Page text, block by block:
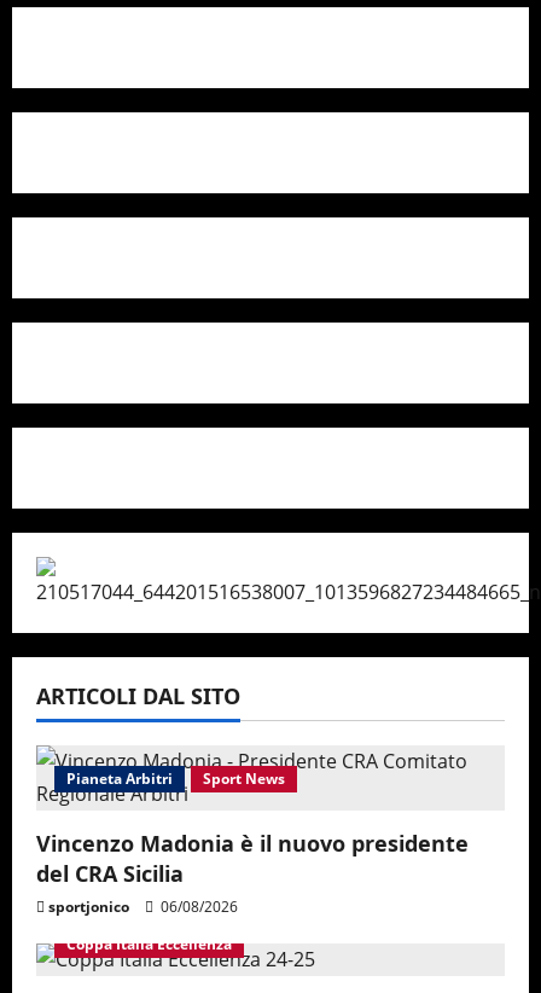
ARTICOLI DAL SITO
Pianeta Arbitri Sport News
Vincenzo Madonia è il nuovo presidente
del CRA Sicilia
sportjonico
06/08/2026
Coppa Italia Eccellenza